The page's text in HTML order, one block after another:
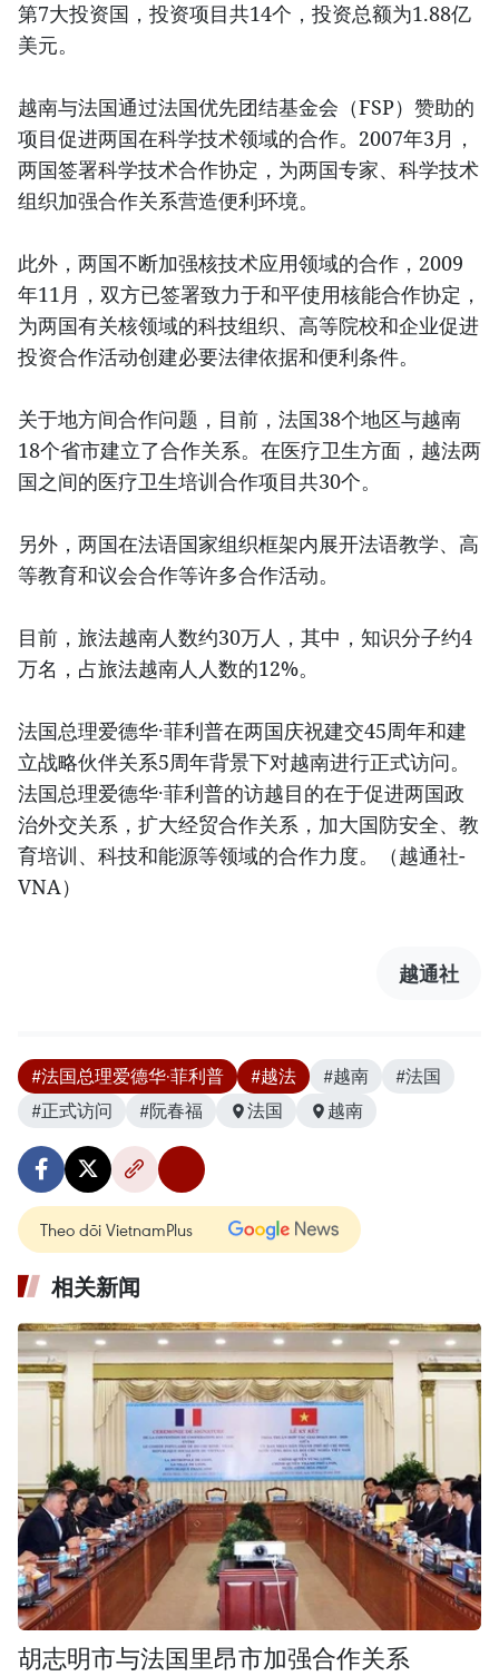
第7大投资国，投资项目共14个，投资总额为1.88亿
美元。
越南与法国通过法国优先团结基金会（FSP）赞助的
项目促进两国在科学技术领域的合作。2007年3月，
两国签署科学技术合作协定，为两国专家、科学技术
组织加强合作关系营造便利环境。
此外，两国不断加强核技术应用领域的合作，2009
年11月，双方已签署致力于和平使用核能合作协定，
为两国有关核领域的科技组织、高等院校和企业促进
投资合作活动创建必要法律依据和便利条件。
关于地方间合作问题，目前，法国38个地区与越南
18个省市建立了合作关系。在医疗卫生方面，越法两
国之间的医疗卫生培训合作项目共30个。
另外，两国在法语国家组织框架内展开法语教学、高
等教育和议会合作等许多合作活动。
目前，旅法越南人数约30万人，其中，知识分子约4
万名，占旅法越南人人数的12%。
法国总理爱德华·菲利普在两国庆祝建交45周年和建
立战略伙伴关系5周年背景下对越南进行正式访问。
法国总理爱德华·菲利普的访越目的在于促进两国政
治外交关系，扩大经贸合作关系，加大国防安全、教
育培训、科技和能源等领域的合作力度。（越通社-
VNA）
越通社
#法国总理爱德华·菲利普 #越法 #越南
#法国
#正式访问
#阮春福 法国 越南
Theo dõi VietnamPlus
相关新闻
胡志明市与法国里昂市加强合作关系